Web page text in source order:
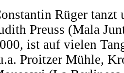
Rüger
Preuss (Mala
ist auf vielen
Proitzer Mühle,